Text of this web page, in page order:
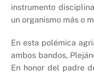
instrumento
un organismo más o
En esta polémica
ambos bandos,
En honor del padre